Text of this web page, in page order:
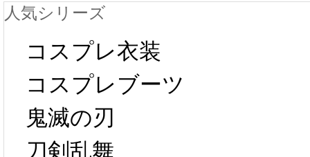
中国旧正月の影
響で2024年2月5
日から工場生産
人気シリーズ
コスプレ衣装
コスプレブーツ
鬼滅の刃
刀剣乱舞